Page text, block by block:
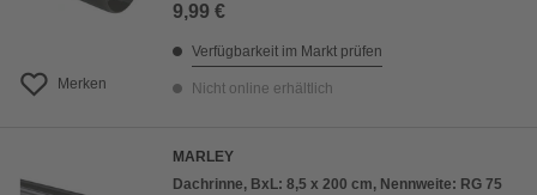
Merken
9,99 €
Verfügbarkeit im Markt prüfen
Nicht online erhältlich
MARLEY
Dachrinne, BxL: 8,5 x 200 cm, Nennweite: RG 75